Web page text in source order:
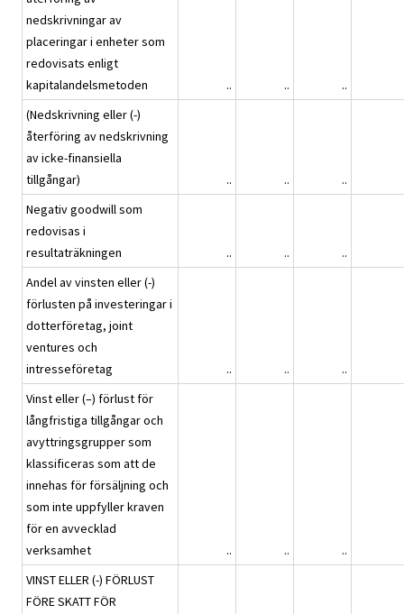
nedskrivningar av
placeringar i enheter som
redovisats enligt
kapitalandelsmetoden
.. ..
..
(Nedskrivning eller (-)
återföring av nedskrivning
av icke-finansiella
tillgångar)
.. ..
..
Negativ goodwill som
redovisas i
resultaträkningen
.. ..
..
Andel av vinsten eller (-)
förlusten på investeringar i
dotterföretag, joint
ventures och
intresseföretag
.. ..
..
Vinst eller (–) förlust för
långfristiga tillgångar och
avyttringsgrupper som
klassificeras som att de
innehas för försäljning och
som inte uppfyller kraven
för en avvecklad
verksamhet
.. ..
..
VINST ELLER (-) FÖRLUST
FÖRE SKATT FÖR